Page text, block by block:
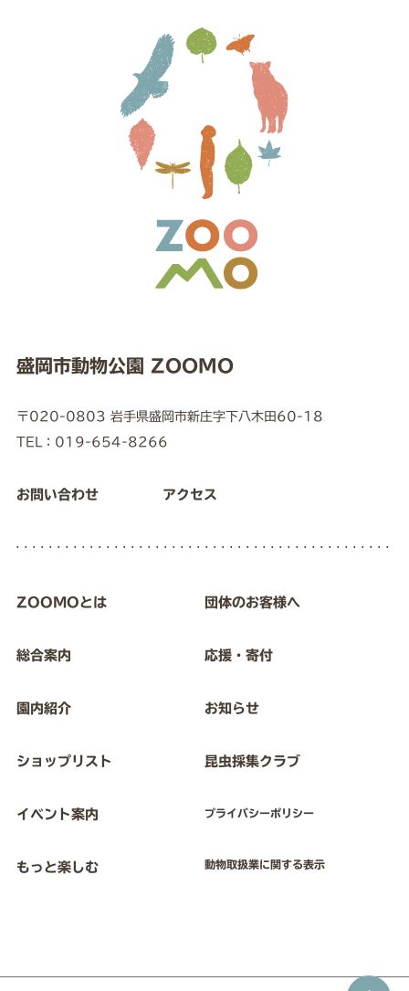
盛岡市動物公園 ZOOMO
〒020-0803 岩手県盛岡市新庄字下八木田60-18
TEL：019-654-8266
お問い合わせ アクセス
ZOOMOとは
総合案内
園内紹介
ショップリスト
イベント案内
もっと楽しむ
団体のお客様へ
応援・寄付
お知らせ
昆虫採集クラブ
プライバシーポリシー
動物取扱業に関する表示